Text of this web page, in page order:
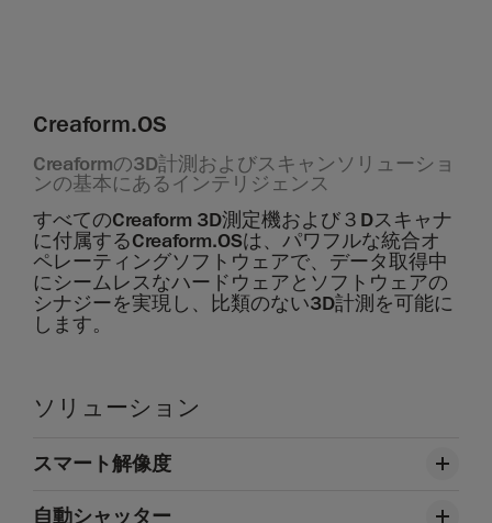
Creaform.OS
Creaformの3D計測およびスキャンソリューショ
ンの基本にあるインテリジェンス
すべてのCreaform 3D測定機および３Dスキャナ
に付属するCreaform.OSは、パワフルな統合オ
ペレーティングソフトウェアで、データ取得中
にシームレスなハードウェアとソフトウェアの
シナジーを実現し、比類のない3D計測を可能に
します。
ソリューション
スマート解像度
自動シャッター